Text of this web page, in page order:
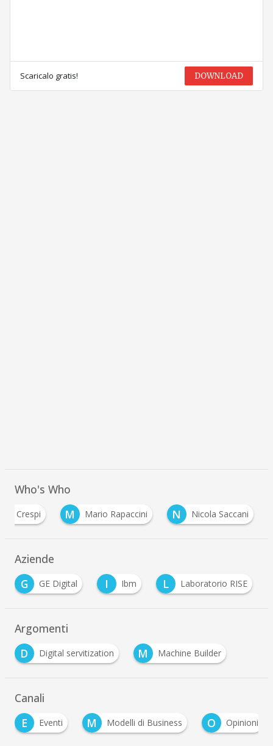
Scaricalo gratis! DOWNLOAD
Who's Who
Crespi M Mario Rapaccini N Nicola Saccani
Aziende
I
Ibm Laboratorio RISE S Samsung
Argomenti
D
Digital servitization M Machine Builder
Canali
M
Modelli di Business O Opinioni